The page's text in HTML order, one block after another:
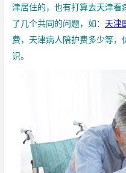
津居住的，也有打算去天津看
了几个共同的问题，如： 天津
费，天津病人陪护费多少等，
识。